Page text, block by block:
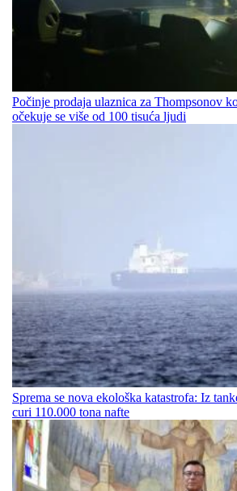
Počinje prodaja ulaznica za Thompsonov
očekuje se više od 100 tisuća ljudi
Sprema se nova ekološka katastrofa: Iz
curi 110.000 tona nafte